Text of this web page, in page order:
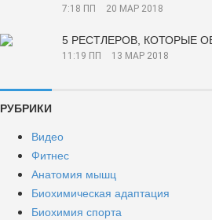
7:18 ПП 20 МАР 2018
5 РЕСТЛЕРОВ, КОТОРЫЕ
11:19 ПП 13 МАР 2018
РУБРИКИ
Видео
Фитнес
Анатомия мышц
Биохимическая адаптация
Биохимия спорта